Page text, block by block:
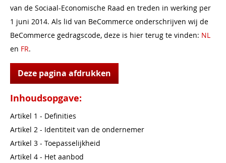
van de Sociaal-Economische Raad en treden in werking per
1 juni 2014. Als lid van BeCommerce onderschrijven wij de
BeCommerce gedragscode, deze is hier terug te vinden: NL
en FR.
Deze pagina afdrukken
Inhoudsopgave:
Artikel 1 - Definities
Artikel 2 - Identiteit van de ondernemer
Artikel 3 - Toepasselijkheid
Artikel 4 - Het aanbod